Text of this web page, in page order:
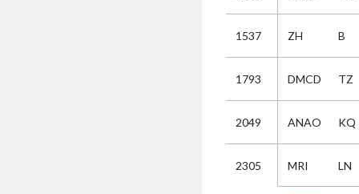
1537 ZH B
1793 DMCD TZ
2049 ANAO KQ
2305 MRI LN